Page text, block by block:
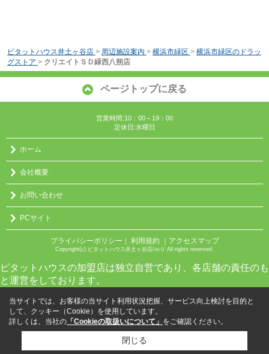
ピタットハウス井土ヶ谷店 > 周辺施設案内 > 横浜市緑区 > 横浜市緑区のドラッ
グストア > クリエイトＳＤ緑西八朔店
ページトップに戻る
営業時間:10：00～19：00
定休日:水曜日
ホーム
会社概要
お問い合わせ
PCサイト
プライバシーポリシー ｜ 利用規約 ｜アクセスマップ
Copyright(c) ピタットハウス井土ヶ谷店/㈱０ All rights reserved.
ピタットハウスの加盟店は独立自営であり、各店舗の責任のも
と運営をしております。
当サイトでは、お客様の当サイト利用状況把握、サービス向上検討を目的と
して、クッキー（Cookie）を使用しています。
詳しくは、当社の 「Cookieの取扱いについて」 をご確認ください。
閉じる